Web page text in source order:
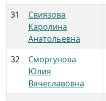
31
Свиязова
Каролина
Анатольевна
32
Сморгунова
Юлия
Вячеславовна